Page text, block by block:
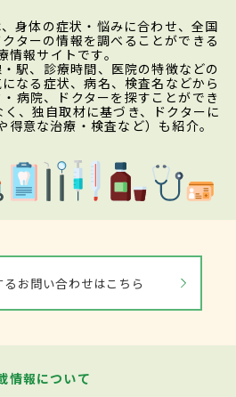
身体の症状・悩みに合わせ、全国
ターの情報を調べることができる
情報サイトです。
駅、診療時間、医院の特徴などの
なる症状、病名、検査名などから
病院、ドクターを探すことができ
、独自取材に基づき、ドクターに
意な治療・検査など）も紹介。
るお問い合わせはこちら
情報について